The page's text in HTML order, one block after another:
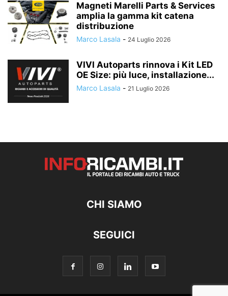
Magneti Marelli Parts & Services
amplia la gamma kit catena
distribuzione
Marco Lasala - 24 Luglio 2026
VIVI Autoparts rinnova i Kit LED
OE Size: più luce, installazione...
Marco Lasala - 21 Luglio 2026
CHI SIAMO
SEGUICI